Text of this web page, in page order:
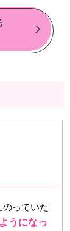
っていた
うになっ